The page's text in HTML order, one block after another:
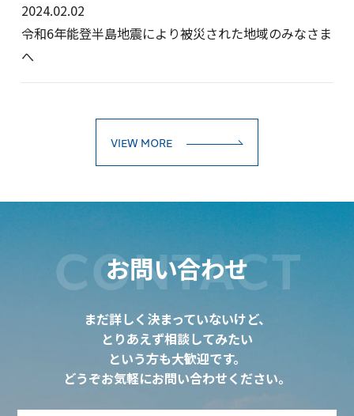
2024.02.02
令和6年能登半島地震により被災された地域のみなさま
へ
VIEW MORE
お問い合わせ
CONTACT
まだ詳しく決まっていないけど、
とりあえず相談してみたい
という方も大歓迎です。
どうぞお気軽にお問い合わせください。